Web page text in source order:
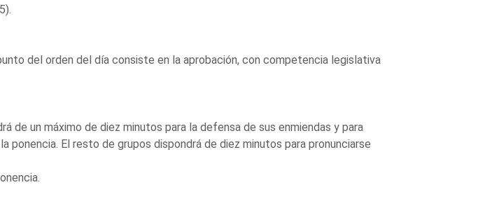
del orden del día consiste en la aprobación, con competencia legislativa
de un máximo de diez minutos para la defensa de sus enmiendas y para
ponencia. El resto de grupos dispondrá de diez minutos para pronunciarse